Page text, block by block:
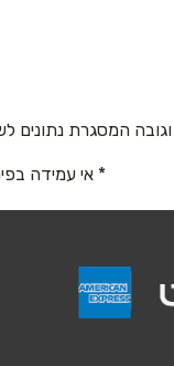
*
אנא חזרו אלי בקשר ל...
המסגרת נתונים
* אי עמידה